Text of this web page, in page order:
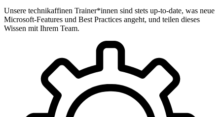
Unsere technikaffinen Trainer*innen sind stets up-to-date, was neue
Microsoft-Features und Best Practices angeht, und teilen dieses
Wissen mit Ihrem Team.